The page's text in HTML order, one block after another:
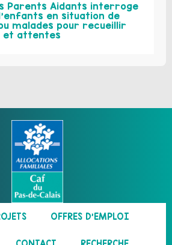
Parents Aidants interroge
en situation de
malades pour recueillir
et attentes
OFFRES D’EMPLOI